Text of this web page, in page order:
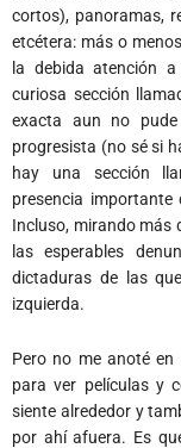
cortos), panoramas,
etcétera: más o
la debida atención
curiosa sección
exacta aun no
progresista (no sé si
hay una sección
presencia importante
Incluso, mirando más
las esperables
dictaduras de las
izquierda.
Pero no me anoté en
para ver películas y
siente alrededor y
por ahí afuera. Es